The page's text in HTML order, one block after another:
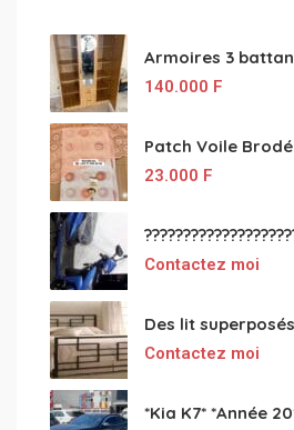
140.000 F
23.000 F
Contactez moi
Contactez moi